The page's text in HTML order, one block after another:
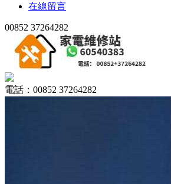
在線留言
00852 37264282
電話：00852 37264282